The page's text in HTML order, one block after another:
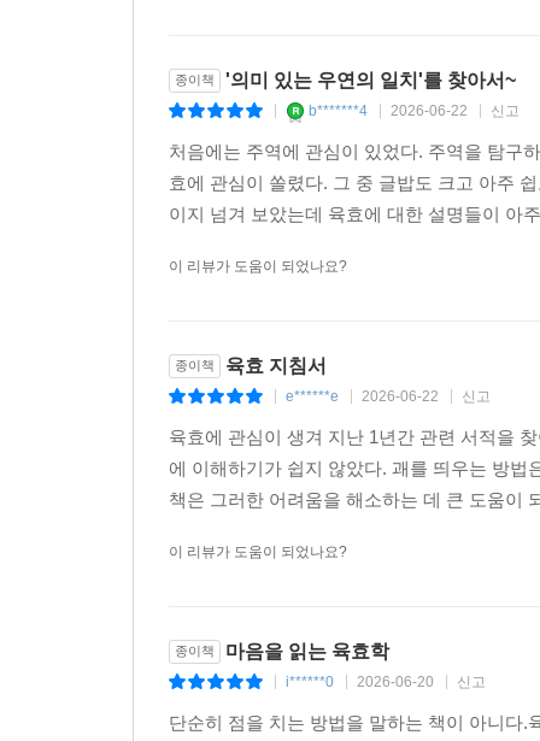
돕는다. 인공지능이 세상을 뒤흔드는 첨단 시대
헤매고 있다. 이 책은 우리가 인생의 중요한 기
내 마음이 빚어낸 현재의 모습을 가감 없이 비추는
이 책의 가장 큰 미덕은 복잡하고 딱딱하게 느
풀어냈다는 점이다. 저자는 괘에 나타나는 여러
조화를 이루는지 마음의 지도를 그리듯 명쾌하
오래전 상처받지 않기 위해 스스로 만들어낸 마
특히 이 책은 단순히 눈으로 읽고 끝나는 이론
실용적인 지침서이다. 책의 전반에 걸쳐 저자의
초학자도 흥미진진하게 몰입하여 읽을 수 있다.
나아가 저자는 점괘의 좋고 나쁨이라는 이분법
자원화하여 전차처럼 위기를 돌파해 나갈 수
종이책 '의미 있는 우연의 일치'를 찾아서~
b*******4 2026-06-22 신고
처음에는 주역에 관심이 있었다. 주역을 탐구
효에 관심이 쏠렸다. 그 중 글밥도 크고 아주
이지 넘겨 보았는데 육효에 대한 설명들이 아
이 리뷰가 도움이 되었나요?
종이책 육효 지침서
e******e 2026-06-22 신고
육효에 관심이 생겨 지난 1년간 관련 서적을
에 이해하기가 쉽지 않았다. 괘를 띄우는 방
책은 그러한 어려움을 해소하는 데 큰 도움이
이 리뷰가 도움이 되었나요?
종이책 마음을 읽는 육효학
i******0 2026-06-20 신고
단순히 점을 치는 방법을 말하는 책이 아니다